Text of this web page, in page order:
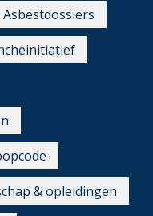
Asbestdossiers
& opleidingen